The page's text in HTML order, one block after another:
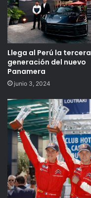
Llega al Perú la tercera
generación del nuevo
Panamera
junio 3, 2024